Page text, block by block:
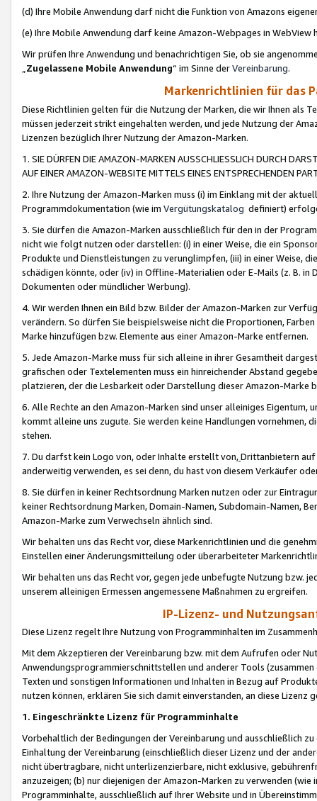
(d) Ihre Mobile Anwendung darf nicht die Funktion von Amazons
(e) Ihre Mobile Anwendung darf keine Amazon-Webpages in WebView
Wir prüfen Ihre Anwendung und benachrichtigen Sie, ob sie
„Zugelassene Mobile Anwendung“ im Sinne derVereinbarung.
Markenrichtlinien für das
Diese Richtlinien gelten für die Nutzung der Marken, die wir Ihnen als
müssen jederzeit strikt eingehalten werden, und jede Nutzung der
Lizenzen bezüglich Ihrer Nutzung der Amazon-Marken.
1. SIE DÜRFEN DIE AMAZON-MARKEN AUSSCHLIESSLICH DURCH
AUF EINER AMAZON-WEBSITE MITTELS EINES ENTSPRECHENDEN
2. Ihre Nutzung der Amazon-Marken muss (i) im Einklang mit der
Programmdokumentation (wie im Vergütungskatalog definiert)
3. Sie dürfen die Amazon-Marken ausschließlich für den in der
nicht wie folgt nutzen oder darstellen: (i) in einer Weise, die ein
Produkte und Dienstleistungen zu verunglimpfen, (iii) in einer Weise,
schädigen könnte, oder (iv) in Offline-Materialien oder E-Mails (z. B. in
Dokumenten oder mündlicher Werbung).
4. Wir werden Ihnen ein Bild bzw. Bilder der Amazon-Marken zur
verändern. So dürfen Sie beispielsweise nicht die Proportionen,
Marke hinzufügen bzw. Elemente aus einer Amazon-Marke entfernen.
5. Jede Amazon-Marke muss für sich alleine in ihrer Gesamtheit
grafischen oder Textelementen muss ein hinreichender Abstand
platzieren, der die Lesbarkeit oder Darstellung dieser Amazon-Marke
6. Alle Rechte an den Amazon-Marken sind unser alleiniges
kommt alleine uns zugute. Sie werden keine Handlungen vornehmen,
stehen.
7. Du darfst kein Logo von, oder Inhalte erstellt von,Drittanbietern auf
anderweitig verwenden, es sei denn, du hast von diesem Verkäufer
8. Sie dürfen in keiner Rechtsordnung Marken nutzen oder zur
keiner Rechtsordnung Marken, Domain-Namen, Subdomain-Namen,
Amazon-Marke zum Verwechseln ähnlich sind.
Wir behalten uns das Recht vor, diese Markenrichtlinien und die
Einstellen einer Änderungsmitteilung oder überarbeiteter
Wir behalten uns das Recht vor, gegen jede unbefugte Nutzung bzw.
unserem alleinigen Ermessen angemessene Maßnahmen zu ergreifen.
IP-Lizenz- und
Diese Lizenz regelt Ihre Nutzung von Programminhalten im
Mit dem Akzeptieren der Vereinbarung bzw. mit dem Aufrufen oder
Anwendungsprogrammierschnittstellen und anderer Tools (zusammen
Texten und sonstigen Informationen und Inhalten in Bezug auf
nutzen können, erklären Sie sich damit einverstanden, an diese Lizenz
1. Eingeschränkte Lizenz für Programminhalte
Vorbehaltlich der Bedingungen der Vereinbarung und ausschließlich
Einhaltung der Vereinbarung (einschließlich dieser Lizenz und der
nicht übertragbare, nicht unterlizenzierbare, nicht exklusive,
anzuzeigen; (b) nur diejenigen der Amazon-Marken zu verwenden
Programminhalte, ausschließlich auf Ihrer Website und in